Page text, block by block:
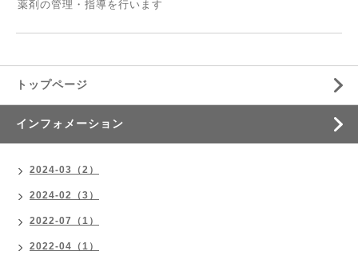
薬剤の管理・指導を行います
トップページ
インフォメーション
2024-03（2）
2024-02（3）
2022-07（1）
2022-04（1）